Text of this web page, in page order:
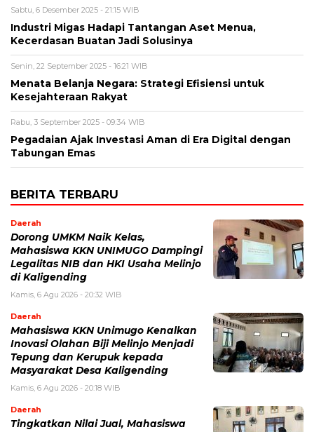
Sabtu, 6 Desember 2025 - 21:15 WIB
Industri Migas Hadapi Tantangan Aset Menua,
Kecerdasan Buatan Jadi Solusinya
Senin, 22 September 2025 - 16:21 WIB
Menata Belanja Negara: Strategi Efisiensi untuk
Kesejahteraan Rakyat
Rabu, 3 September 2025 - 09:34 WIB
Pegadaian Ajak Investasi Aman di Era Digital dengan
Tabungan Emas
BERITA TERBARU
Daerah
Dorong UMKM Naik Kelas,
Mahasiswa KKN UNIMUGO Dampingi
Legalitas NIB dan HKI Usaha Melinjo
di Kaligending
Kamis, 6 Agu 2026 - 20:32 WIB
Daerah
Mahasiswa KKN Unimugo Kenalkan
Inovasi Olahan Biji Melinjo Menjadi
Tepung dan Kerupuk kepada
Masyarakat Desa Kaligending
Kamis, 6 Agu 2026 - 20:18 WIB
Daerah
Tingkatkan Nilai Jual, Mahasiswa